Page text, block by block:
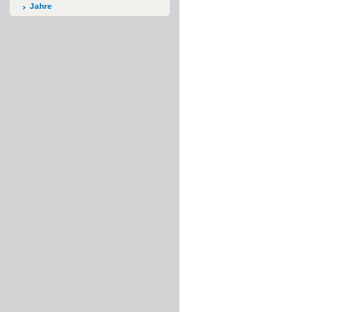
Jahre